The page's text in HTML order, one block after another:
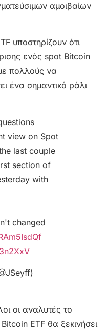
αμοιβαίων
υποστηρίζουν ότι
ενός spot Bitcoin
πολλούς να
ένα σημαντικό ράλι
view on Spot
last couple
section of
with
changed
οι αναλυτές το
ETF θα ξεκινήσει